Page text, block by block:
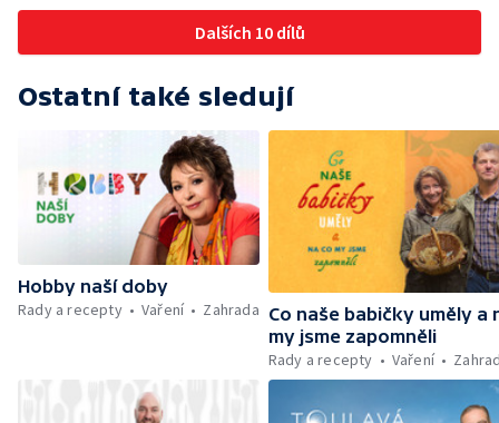
kráse — Soukromá zahrada, která využívá
principů Zelené páteře Vestce
Dalších 10 dílů
Ostatní také sledují
Hobby naší doby
Rady a recepty
Vaření Zahrada Co naše babičky uměly a
my jsme zapomněli
Rady a recepty
Vaření